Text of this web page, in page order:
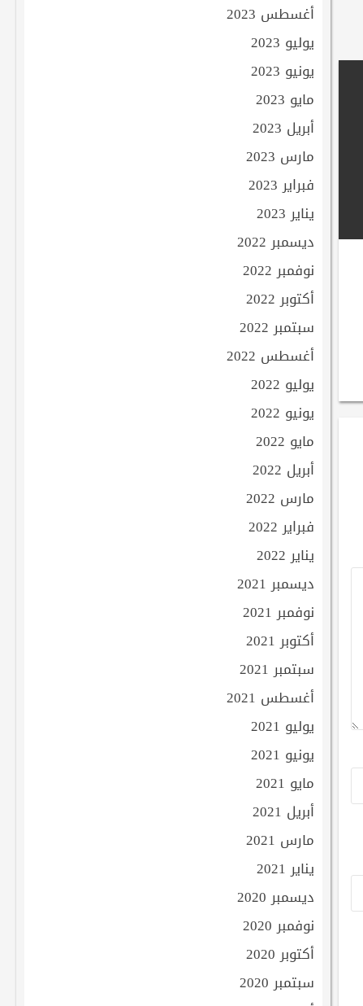
أغسطس 2023
يوليو 2023
يونيو 2023
مايو 2023
أبريل 2023
مارس 2023
فبراير 2023
يناير 2023
ديسمبر 2022
نوفمبر 2022
أكتوبر 2022
سبتمبر 2022
أغسطس 2022
يوليو 2022
يونيو 2022
مايو 2022
أبريل 2022
مارس 2022
فبراير 2022
يناير 2022
ديسمبر 2021
نوفمبر 2021
أكتوبر 2021
سبتمبر 2021
أغسطس 2021
يوليو 2021
يونيو 2021
مايو 2021
أبريل 2021
مارس 2021
يناير 2021
ديسمبر 2020
نوفمبر 2020
أكتوبر 2020
سبتمبر 2020